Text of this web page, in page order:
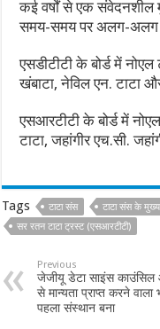
कई वर्षों से एक
समय-समय पर अलग-अलग
एसडीटीटी के बोर्ड में
खंबाटा, नेविल एन. टाटा
एसआरटीटी के बोर्ड में
टाटा, जहांगीर एच.सी.
Tags टाटा संस
टाटा संस के मुख्य
सर रतन टाटा ट्रस्ट (एसआरटीटी)
Previous
जेजीयू डेटा साइंस
से मान्यता प्राप्त करने वाला
पहला संस्थान बना